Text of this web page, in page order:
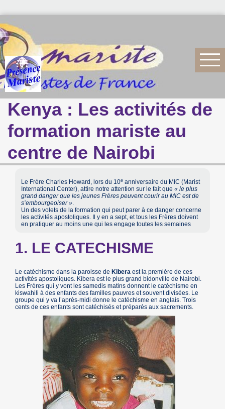
Kenya : Les activités de
formation mariste au
centre de Nairobi
Le Frère Charles Howard, lors du 10e anniversaire du MIC (Marist
International Center), attire notre attention sur le fait que« le plus
grand danger que les jeunes Frères peuvent courir au MIC est de
s’embourgeoiser ».
Un des volets de la formation qui peut parer à ce danger concerne
les activités apostoliques. Il y en a sept, et tous les Frères doivent
en pratiquer au moins une qui les engage toutes les semaines
1. LE CATECHISME
Le catéchisme dans la paroisse deKibera est la première de ces
activités apostoliques. Kibera est le plus grand bidonville de Nairobi.
Les Frères qui y vont les samedis matins donnent le catéchisme en
kiswahili à des enfants des familles pauvres et souvent divisées. Le
groupe qui y va l’après-midi donne le catéchisme en anglais. Trois
cents de ces enfants sont catéchisés et préparés aux sacrements.